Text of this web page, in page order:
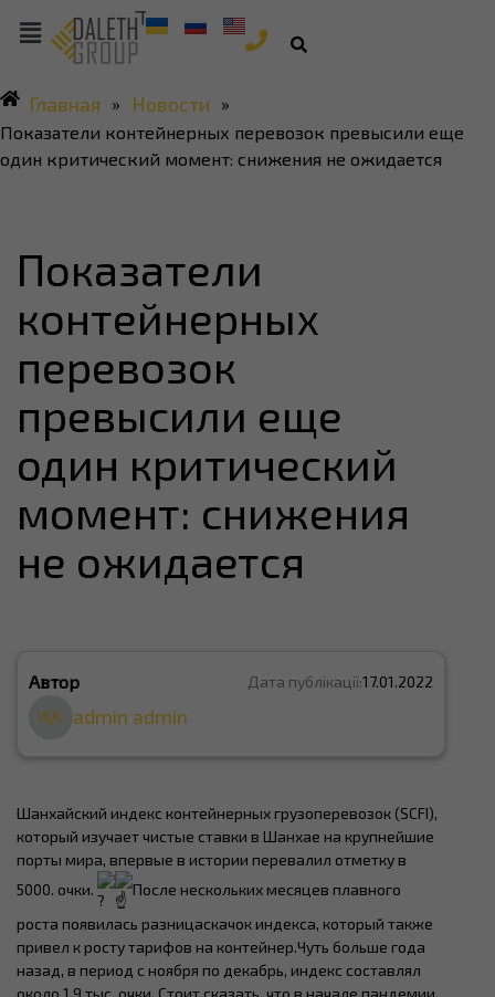
Главная » Новости
»
Показатели контейнерных перевозок превысили еще
один критический момент: снижения не ожидается
Показатели
контейнерных
перевозок
превысили еще
один критический
момент: снижения
не ожидается
Автор Дата публікації:17.01.2022
AA admin admin
Шанхайский индекс контейнерных грузоперевозок (SCFI),
который изучает чистые ставки в Шанхае на крупнейшие
порты мира, впервые в истории перевалил отметку в
5000. очки.
После нескольких месяцев плавного
роста появилась разницаскачок индекса, который также
привел к росту тарифов на контейнер.Чуть больше года
назад, в период с ноября по декабрь, индекс составлял
около 1,9 тыс. очки. Стоит сказать, что в начале пандемии,